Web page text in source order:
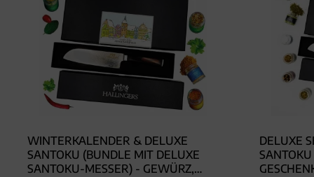
WINTERKALENDER & DELUXE
SANTOKU (BUNDLE MIT DELUXE
SANTOKU-MESSER) - GEWÜRZ,
DELUXE